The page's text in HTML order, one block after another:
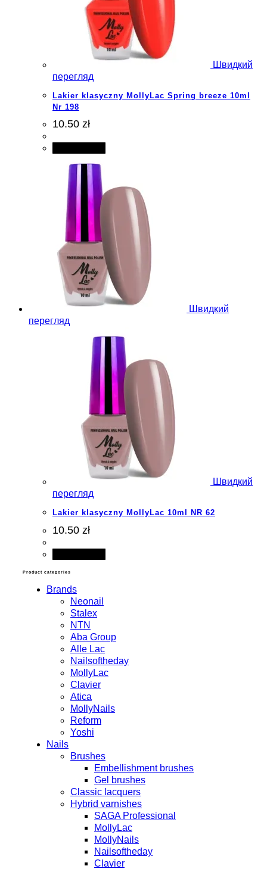
Швидкий
перегляд
Lakier klasyczny MollyLac Spring breeze 10ml
Nr 198
10.50 zł
Швидкий
перегляд
Швидкий
перегляд
Lakier klasyczny MollyLac 10ml NR 62
10.50 zł
Product categories
Brands
Neonail
Stalex
NTN
Aba Group
Alle Lac
Nailsoftheday
MollyLac
Clavier
Atica
MollyNails
Reform
Yoshi
Nails
Brushes
Embellishment brushes
Gel brushes
Classic lacquers
Hybrid varnishes
SAGA Professional
MollyLac
MollyNails
Nailsoftheday
Clavier